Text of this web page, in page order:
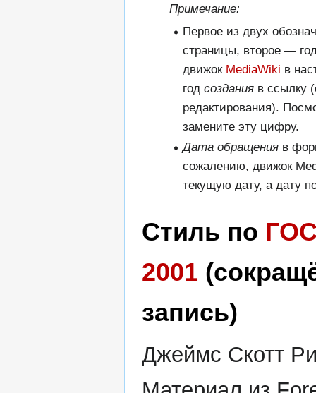
Примечание:
Первое из двух
страницы, второе —
движок MediaWiki в
год созданияв ссылку
редактирования).
замените эту цифру.
Дата обращенияв
сожалению, движок
текущую дату, а дату
Стиль по
2001
запись)
Джеймс Скотт